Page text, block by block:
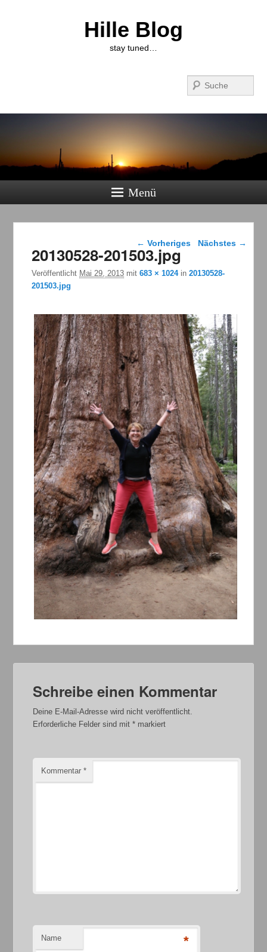
Hille Blog
stay tuned…
Menü
Bilder-Navigation
← Vorheriges Nächstes →
20130528-201503.jpg
Veröffentlicht Mai 29, 2013 mit683 × 1024in20130528-
201503.jpg
Schreibe einen Kommentar
Deine E-Mail-Adresse wird nicht veröffentlicht.
Erforderliche Felder sind mit* markiert
Kommentar*
Name *